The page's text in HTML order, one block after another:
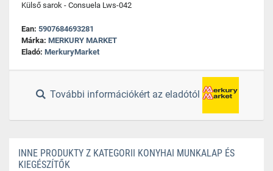
Külső sarok - Consuela Lws-042
Ean: 5907684693281
Márka: MERKURY MARKET
Eladó: MerkuryMarket
További információkért az eladótól
INNE PRODUKTY Z KATEGORII KONYHAI MUNKALAP ÉS
KIEGÉSZÍTŐK